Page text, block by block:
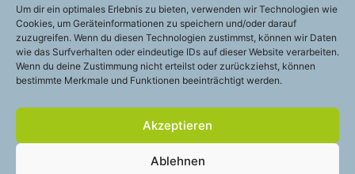
Um dir ein optimales Erlebnis zu bieten, verwenden wir Technologien wie
Cookies, um Geräteinformationen zu speichern und/oder darauf
zuzugreifen. Wenn du diesen Technologien zustimmst, können wir Daten
wie das Surfverhalten oder eindeutige IDs auf dieser Website verarbeiten.
Wenn du deine Zustimmung nicht erteilst oder zurückziehst, können
bestimmte Merkmale und Funktionen beeinträchtigt werden.
Akzeptieren
Ablehnen
Sportpsychologie München GbR
Leistung gesund entwickeln
Engelhardstraße 10a
81369 München